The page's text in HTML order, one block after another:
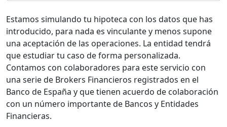
Estamos simulando tu hipoteca con los datos que has
introducido, para nada es vinculante y menos supone
una aceptación de las operaciones. La entidad tendrá
que estudiar tu caso de forma personalizada.
Contamos con colaboradores para este servicio con
una serie de Brokers Financieros registrados en el
Banco de España y que tienen acuerdo de colaboración
con un número importante de Bancos y Entidades
Financieras.